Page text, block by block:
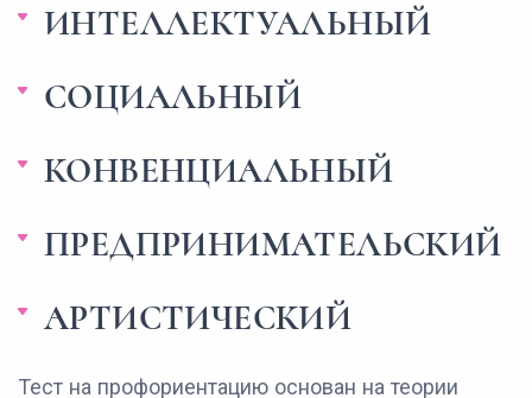
ИНТЕЛЛЕКТУАЛЬНЫЙ
СОЦИАЛЬНЫЙ
КОНВЕНЦИАЛЬНЫЙ
ПРЕДПРИНИМАТЕЛЬСКИЙ
АРТИСТИЧЕСКИЙ
Тест на профориентацию основан на теории